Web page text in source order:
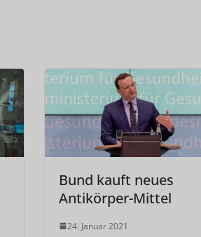
Bund kauft neues
Antikörper-Mittel
24. Januar 2021